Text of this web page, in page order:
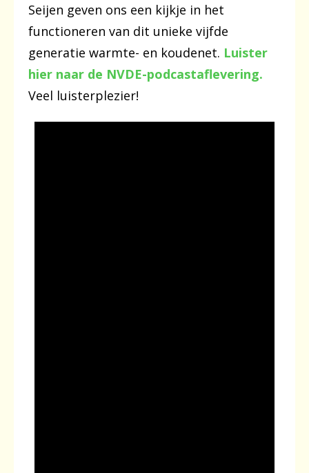
Seijen geven ons een kijkje in het
functioneren van dit unieke vijfde
generatie warmte- en koudenet. Luister
hier naar de NVDE-podcastaflevering.
Veel luisterplezier!